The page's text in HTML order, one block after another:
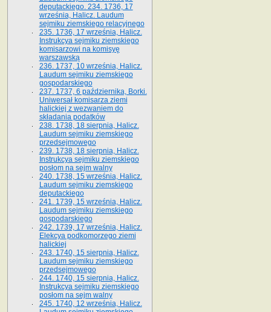
deputackiego. 234. 1736, 17
września, Halicz. Laudum
sejmiku ziemskiego relacyjnego
235. 1736, 17 września, Halicz.
Instrukcya sejmiku ziemskiego
komisarzowi na komisyę
warszawską
236. 1737, 10 września, Halicz.
Laudum sejmiku ziemskiego
gospodarskiego
237. 1737, 6 października, Borki.
Uniwersał komisarza ziemi
halickiej z wezwaniem do
składania podatków
238. 1738, 18 sierpnia, Halicz.
Laudum sejmiku ziemskiego
przedsejmowego
239. 1738, 18 sierpnia, Halicz.
Instrukcya sejmiku ziemskiego
posłom na sejm walny
240. 1738, 15 września, Halicz.
Laudum sejmiku ziemskiego
deputackiego
241. 1739, 15 września, Halicz.
Laudum sejmiku ziemskiego
gospodarskiego
242. 1739, 17 września, Halicz.
Elekcya podkomorzego ziemi
halickiej
243. 1740, 15 sierpnia, Halicz.
Laudum sejmiku ziemskiego
przedsejmowego
244. 1740, 15 sierpnia, Halicz.
Instrukcya sejmiku ziemskiego
posłom na sejm walny
245. 1740, 12 września, Halicz.